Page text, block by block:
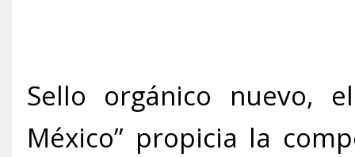
Sello orgánico nuevo,
México” propicia la